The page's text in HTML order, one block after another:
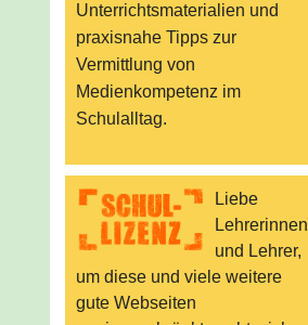
Unterrichtsmaterialien und
praxisnahe Tipps zur
Vermittlung von
Medienkompetenz im
Schulalltag.
Liebe
Lehrerinnen
und Lehrer,
um diese und viele weitere
gute Webseiten